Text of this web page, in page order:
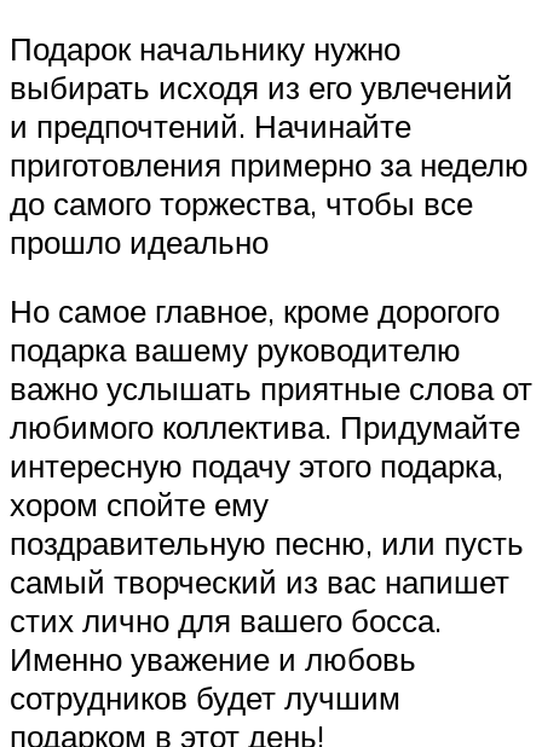
Подарок начальнику нужно
выбирать исходя из его увлечений
и предпочтений. Начинайте
приготовления примерно за неделю
до самого торжества, чтобы все
прошло идеально
Но самое главное, кроме дорогого
подарка вашему руководителю
важно услышать приятные слова от
любимого коллектива. Придумайте
интересную подачу этого подарка,
хором спойте ему
поздравительную песню, или пусть
самый творческий из вас напишет
стих лично для вашего босса.
Именно уважение и любовь
сотрудников будет лучшим
подарком в этот день!